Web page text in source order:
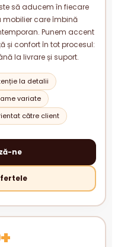
să aducem în fiecare
care îmbină
Punem accent
și confort în tot procesul:
la livrare și suport.
la detalii
variate
către client
ne